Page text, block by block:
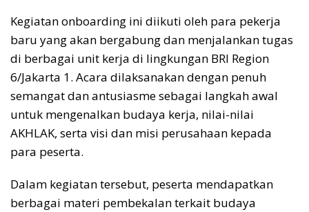
Kegiatan onboarding ini diikuti oleh para pekerja
baru yang akan bergabung dan menjalankan tugas
di berbagai unit kerja di lingkungan BRI Region
6/Jakarta 1. Acara dilaksanakan dengan penuh
semangat dan antusiasme sebagai langkah awal
untuk mengenalkan budaya kerja, nilai-nilai
AKHLAK, serta visi dan misi perusahaan kepada
para peserta.
Dalam kegiatan tersebut, peserta mendapatkan
berbagai materi pembekalan terkait budaya